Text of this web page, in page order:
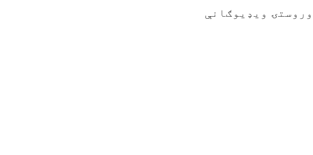
وروستۍ ویډیوګانې